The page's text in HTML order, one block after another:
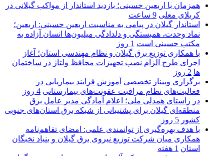
همزمان با اربعین حسینی؛ بازدید استاندار از مواکب گیلانی در
کربلای معلی 9 ساعت
استاندار گیلان در پیامی به مناسبت اربعین حسینی: اربعین؛
نماد وحدت، همبستگی و دلدادگی میلیون‌ها انسان آزاده به
مکتب حسینی است 1 روز
با همکاری توزیع برق گیلان و نظام مهندسی استان؛ آغاز
اجرای طرح الزام نصب تجهیزات محافظ ولتاژ در ساختمان
ها 2 روز
برگزاری وبینار تخصصی آموزش فرایند بیماریابی در
فعالیت‌های نظام مراقبت عفونت‌های بیمارستانی 4 روز
در راستای همدلی ملی؛ اعلام آمادگی مدیر عامل برق
منطقه‌ای گیلان برای پشتیبانی از شبكه برق استان‌های جنوبی
كشور 5 روز
با هدف بهره‌گیری از توانمندی علمی: امضای تفاهم‌نامه
همكاری میان شركت توزیع نیروی برق گیلان و بنیاد نخبگان
استان 1 هفته